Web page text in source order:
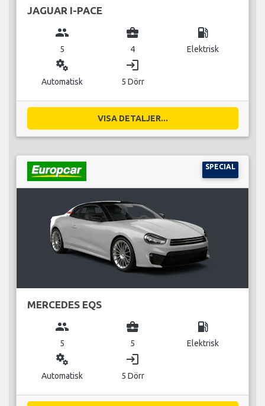
JAGUAR I-PACE
group
5
business_center
4
local_gas_station
Elektrisk
miscellaneous_services
Automatisk
login
5 Dörr
VISA DETALJER...
SPECIAL
MERCEDES EQS
group
5
business_center
5
local_gas_station
Elektrisk
miscellaneous_services
Automatisk
login
5 Dörr